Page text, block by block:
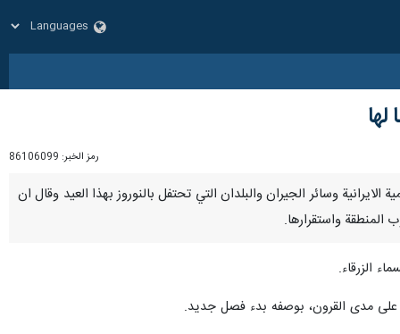
رمز الخبر: 86106099
الايرانية وسائر الجيران والبلدان التي تحتفل بالنوروز بهذا العيد وقال ان
المنطقة واستقرارها.
الزرقاء.
على مدى القرون، بوصفه بدء فصل جديد.